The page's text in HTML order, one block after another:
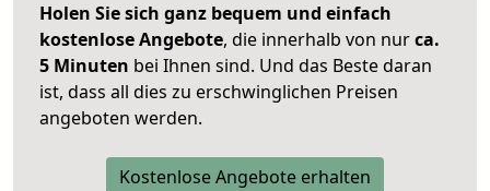
Holen Sie sich ganz bequem und einfach
kostenlose Angebote, die innerhalb von nurca.
5 Minuten bei Ihnen sind. Und das Beste daran
ist, dass all dies zu erschwinglichen Preisen
angeboten werden.
Kostenlose Angebote erhalten